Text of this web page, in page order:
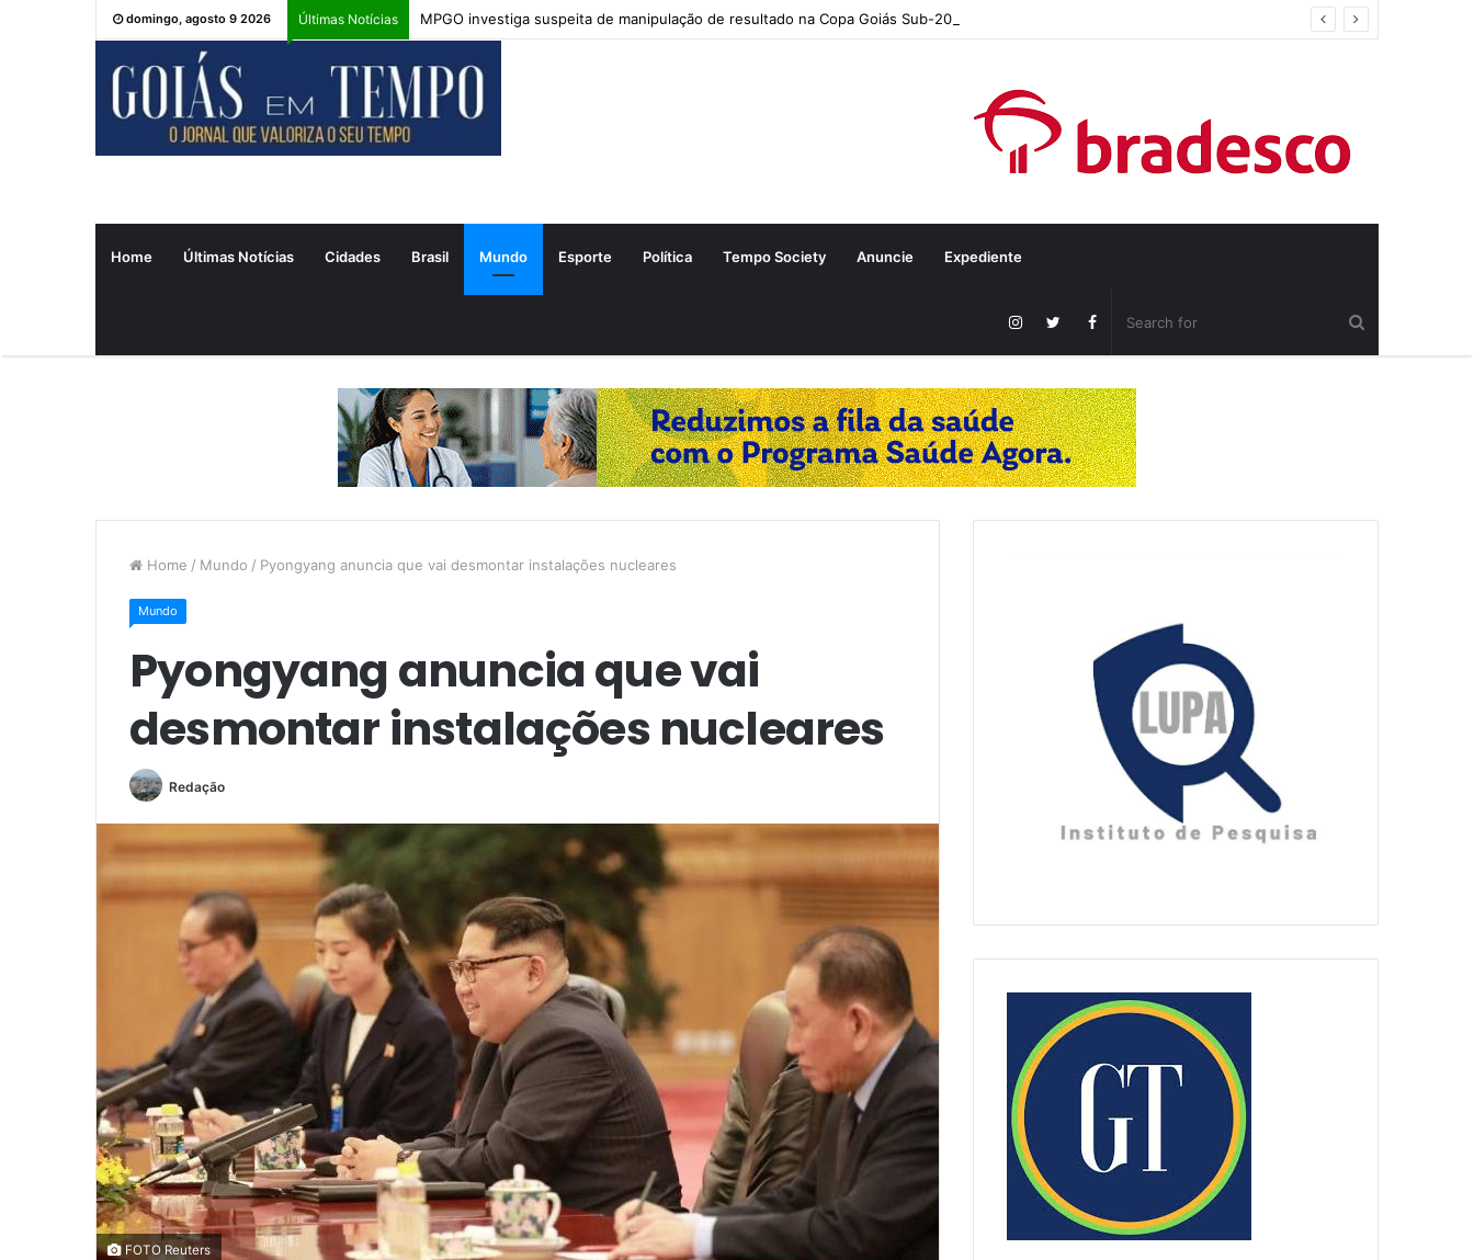
domingo, agosto 9 2026 Últimas Notícias MPGO investiga suspeita de manipulação de resultado na Copa Goiás Sub-20
Home Últimas Notícias Cidades Brasil Mundo Esporte Política Tempo Society Anuncie Expediente
Home / Mundo / Pyongyang anuncia que vai desmontar instalações nucleares
Mundo
Pyongyang anuncia que vai
desmontar instalações nucleares
Redação
FOTO Reuters